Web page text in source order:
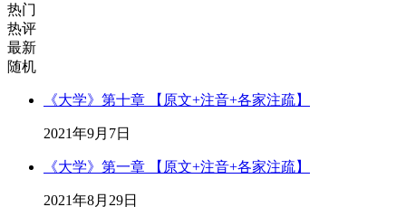
热门
热评
最新
随机
《大学》第十章 【原文+注音+各家注疏】
2021年9月7日
《大学》第一章 【原文+注音+各家注疏】
2021年8月29日